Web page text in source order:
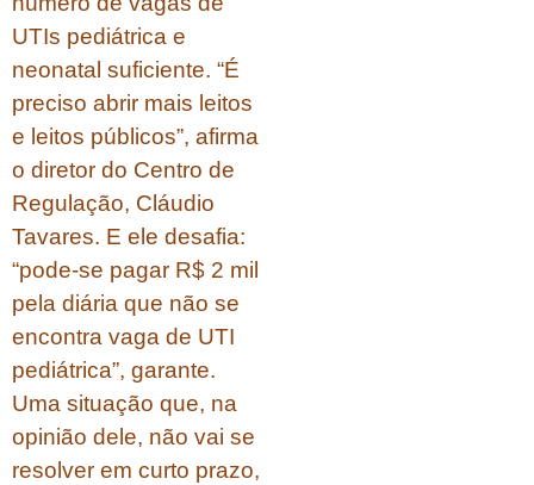
UTIs pediátrica e
neonatal suficiente. “É
preciso abrir mais leitos
e leitos públicos”, afirma
o diretor do Centro de
Regulação, Cláudio
Tavares. E ele desafia:
“pode-se pagar R$ 2 mil
pela diária que não se
encontra vaga de UTI
pediátrica”, garante.
Uma situação que, na
opinião dele, não vai se
resolver em curto prazo,